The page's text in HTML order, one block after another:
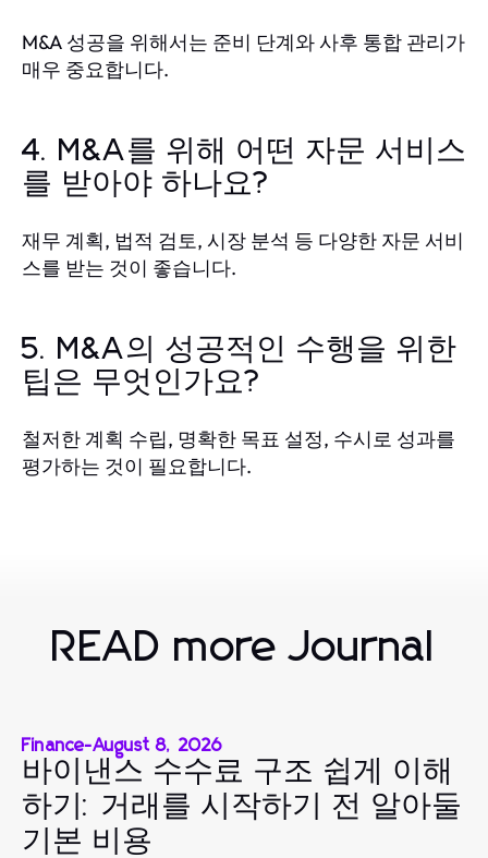
M&A 성공을 위해서는 준비 단계와 사후 통합 관리가
매우 중요합니다.
4. M&A를 위해 어떤 자문 서비스
를 받아야 하나요?
재무 계획, 법적 검토, 시장 분석 등 다양한 자문 서비
스를 받는 것이 좋습니다.
5. M&A의 성공적인 수행을 위한
팁은 무엇인가요?
철저한 계획 수립, 명확한 목표 설정, 수시로 성과를
평가하는 것이 필요합니다.
READ more Journal
Finance-August 8, 2026
바이낸스 수수료 구조 쉽게 이해
하기: 거래를 시작하기 전 알아둘
기본 비용